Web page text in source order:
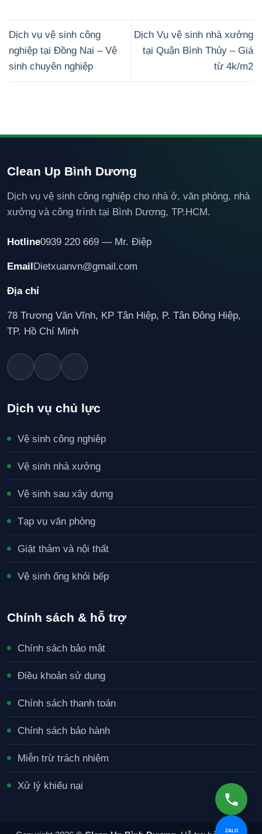
Dịch vụ vệ sinh công
nghiệp tại Đồng Nai – Vệ
sinh chuyên nghiệp
Dịch Vụ vệ sinh nhà xưởng
tại Quận Bình Thủy – Giá
từ 4k/m2
Clean Up Bình Dương
Dịch vụ vệ sinh công nghiệp cho nhà ở, văn phòng, nhà
xưởng và công trình tại Bình Dương, TP.HCM.
Hotline0939 220 669 — Mr. Điệp
EmailDietxuanvn@gmail.com
Địa chỉ
78 Trương Văn Vĩnh, KP Tân Hiệp, P. Tân Đông Hiệp,
TP. Hồ Chí Minh
Dịch vụ chủ lực
Vệ sinh công nghiệp
Vệ sinh nhà xưởng
Vệ sinh sau xây dựng
Tạp vụ văn phòng
Giặt thảm và nội thất
Vệ sinh ống khói bếp
Chính sách & hỗ trợ
Chính sách bảo mật
Điều khoản sử dụng
Chính sách thanh toán
Chính sách bảo hành
Miễn trừ trách nhiệm
Xử lý khiếu nại
ZALO